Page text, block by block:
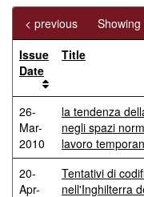
< previous
Issue
Date
Title
26-
Mar-
2010
la tendenza
negli spazi
lavoro
20-
Apr-
Tentativi di
nell'Inghilterra